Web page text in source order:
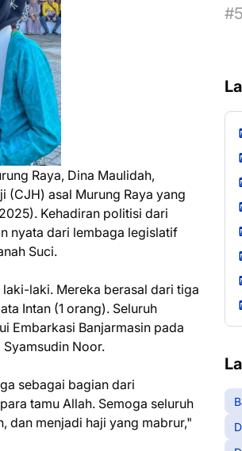
Raya, Dina Maulidah,
(CJH) asal Murung Raya yang
Kehadiran politisi dari
nyata dari lembaga legislatif
Suci.
laki. Mereka berasal dari tiga
Intan (1 orang). Seluruh
Embarkasi Banjarmasin pada
Syamsudin Noor.
sebagai bagian dari
tamu Allah. Semoga seluruh
dan menjadi haji yang mabrur,"